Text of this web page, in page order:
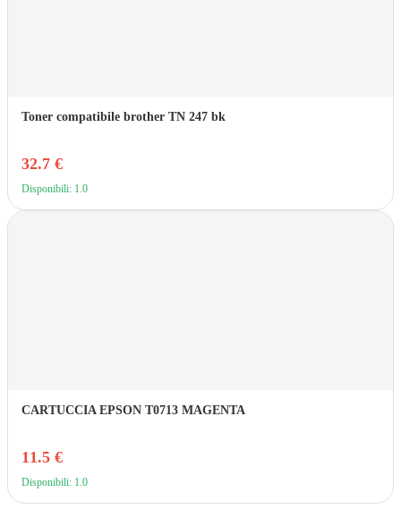
Toner compatibile brother TN 247 bk
32.7 €
Disponibili: 1.0
CARTUCCIA EPSON T0713 MAGENTA
11.5 €
Disponibili: 1.0